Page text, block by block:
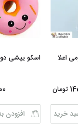
اعلا
تومان
خرید
اسکو ییشی
افزودن